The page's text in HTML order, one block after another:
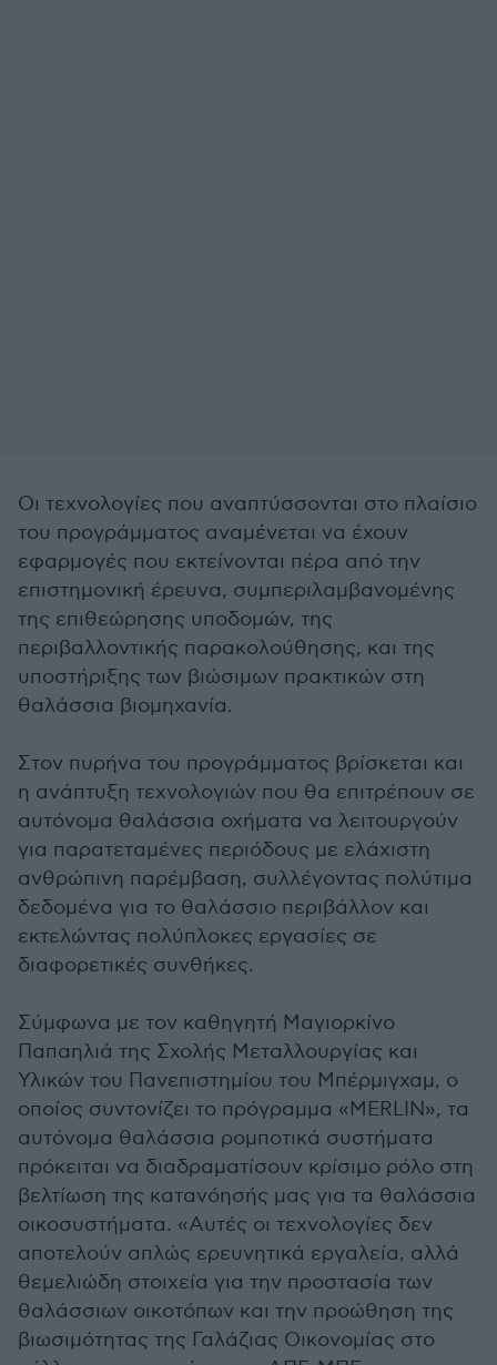
Οι τεχνολογίες που αναπτύσσονται στο πλαίσιο
του προγράμματος αναμένεται να έχουν
εφαρμογές που εκτείνονται πέρα από την
επιστημονική έρευνα, συμπεριλαμβανομένης
της επιθεώρησης υποδομών, της
περιβαλλοντικής παρακολούθησης, και της
υποστήριξης των βιώσιμων πρακτικών στη
θαλάσσια βιομηχανία.
Στον πυρήνα του προγράμματος βρίσκεται και
η ανάπτυξη τεχνολογιών που θα επιτρέπουν σε
αυτόνομα θαλάσσια οχήματα να λειτουργούν
για παρατεταμένες περιόδους με ελάχιστη
ανθρώπινη παρέμβαση, συλλέγοντας πολύτιμα
δεδομένα για το θαλάσσιο περιβάλλον και
εκτελώντας πολύπλοκες εργασίες σε
διαφορετικές συνθήκες.
Σύμφωνα με τον καθηγητή Μαγιορκίνο
Παπαηλιά της Σχολής Μεταλλουργίας και
Υλικών του Πανεπιστημίου του Μπέρμιγχαμ, ο
οποίος συντονίζει το πρόγραμμα «MERLIN», τα
αυτόνομα θαλάσσια ρομποτικά συστήματα
πρόκειται να διαδραματίσουν κρίσιμο ρόλο στη
βελτίωση της κατανόησής μας για τα θαλάσσια
οικοσυστήματα. «Αυτές οι τεχνολογίες δεν
αποτελούν απλώς ερευνητικά εργαλεία, αλλά
θεμελιώδη στοιχεία για την προστασία των
θαλάσσιων οικοτόπων και την προώθηση της
βιωσιμότητας της Γαλάζιας Οικονομίας στο